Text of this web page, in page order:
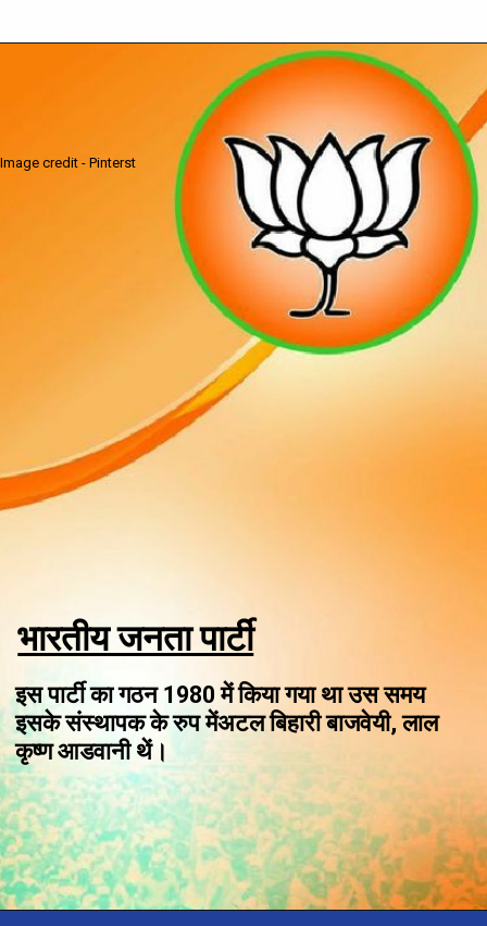
भारतीय जनता पार्टी
इस पार्टी का गठन 1980 में किया गया था उस समय
इसके संस्थापक के रुप मेंअटल बिहारी बाजवेयी, लाल
कृष्ण आडवानीथें।
Image credit - Pinterst